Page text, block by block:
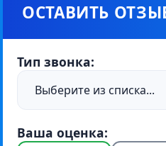
ОСТАВИТЬ
Тип звонка:
Ваша оценка: